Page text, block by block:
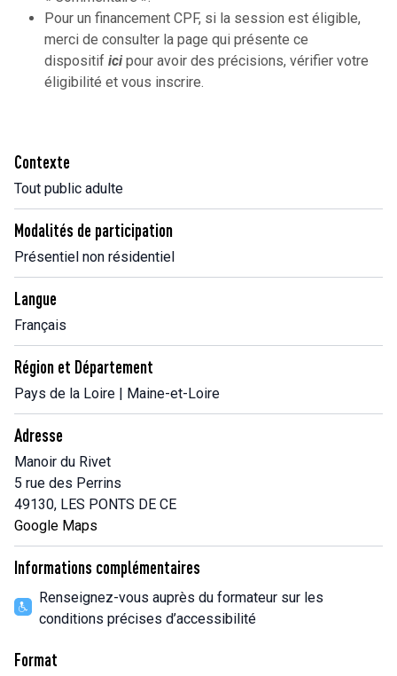
Contexte
Tout public adulte
Modalités de participation
Présentiel non résidentiel
Langue
Français
Région et Département
Pays de la Loire | Maine-et-Loire
Adresse
Manoir du Rivet
5 rue des Perrins
49130, LES PONTS DE CE
Google Maps
Informations complémentaires
Renseignez-vous auprès du formateur sur les
conditions précises d’accessibilité
Format
Pour un financement CPF, si la session est éligible,
merci de consulter la page qui présente ce
dispositif icipour avoir des précisions, vérifier votre
éligibilité et vous inscrire.